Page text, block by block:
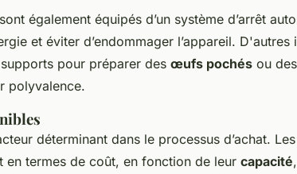
sont également équipés d’un système d’arrêt
et éviter d’endommager l’appareil. D'autres
pour préparer des œufs pochés ou
polyvalence.
déterminant dans le processus d’achat. Les
en termes de coût, en fonction de leur capacité